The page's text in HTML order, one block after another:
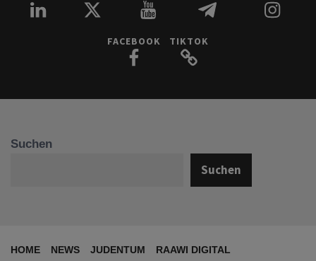
FACEBOOK TIKTOK
Suchen
Suchen
HOME NEWS JUDENTUM RAAWI DIGITAL